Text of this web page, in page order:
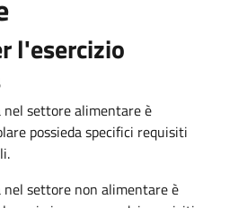
l'esercizio
settore alimentare è
possieda specifici requisiti
settore non alimentare è